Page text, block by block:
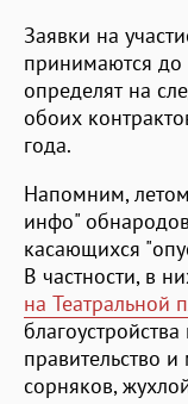
Заявки на
принимаются до
определят на
обоих
года.
Напомним,
инфо"
касающихся
В частности, в
на Театральной
правительство
сорняков,